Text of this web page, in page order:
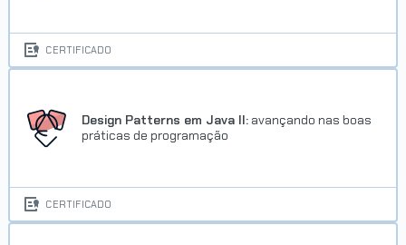
CERTIFICADO
Design Patterns em Java II: avançando nas boas
práticas de programação
CERTIFICADO